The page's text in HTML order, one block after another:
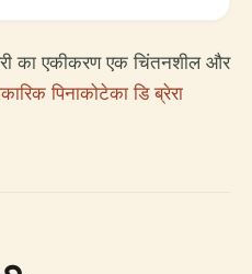
का एकीकरण एक चिंतनशील और
पिनाकोटेका डि ब्रेरा